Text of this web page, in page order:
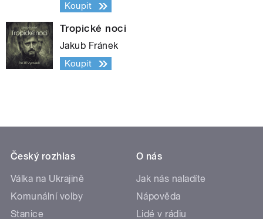
Koupit
Tropické noci
Jakub Fránek
Koupit
Český rozhlas
Válka na Ukrajině
Komunální volby
Stanice
O nás
Jak nás naladíte
Nápověda
Lidé v rádiu